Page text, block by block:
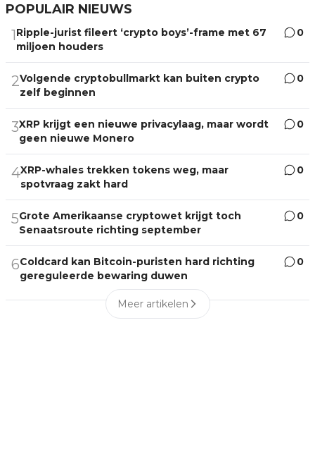
POPULAIR NIEUWS
1Ripple-jurist fileert ‘crypto boys’-frame met 67
miljoen houders
0
2Volgende cryptobullmarkt kan buiten crypto
zelf beginnen
0
3XRP krijgt een nieuwe privacylaag, maar wordt
geen nieuwe Monero
0
4XRP-whales trekken tokens weg, maar
spotvraag zakt hard
0
5Grote Amerikaanse cryptowet krijgt toch
Senaatsroute richting september
0
6Coldcard kan Bitcoin-puristen hard richting
gereguleerde bewaring duwen
0
Meer artikelen